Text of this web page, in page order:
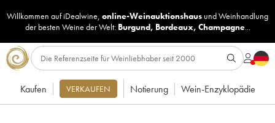
Willkommen auf iDealwine, online-Weinauktionshaus undWeinhandlung
der besten Weine der Welt: Burgund, Bordeaux, Champagne...
Kaufen VERKAUFEN Notierung Wein-Enzyklopädie